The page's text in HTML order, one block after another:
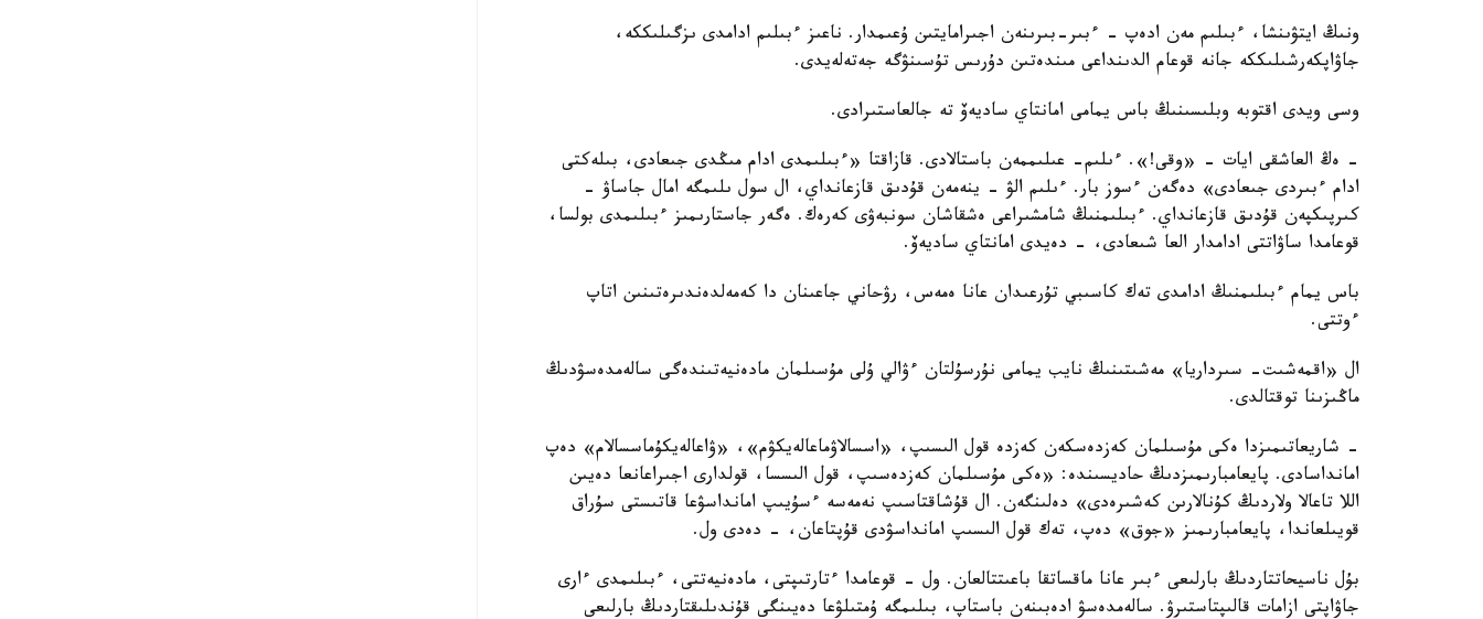
ونىڭ ايتۋىنشا، ءبىلىم مەن ادەپ - ءبىر-بىرىنەن اجىرامايتىن ۇعىمدار. ناعىز ءبىلىم ادامدى ىزگىلىككە،
جاۋاپكەرشىلىككە جانە قوعام الدىنداعى مىندەتىن دۇرىس تۇسىنۋگە جەتەلەيدى.
وسى ويدى اقتوبە وبلىسىنىڭ باس يمامى امانتاي ساديەۆ تە جالعاستىرادى.
- ەڭ العاشقى ايات - «وقى!». ءىلىم- عىلىممەن باستالادى. قازاقتا «ءبىلىمدى ادام مىڭدى جىعادى، بىلەكتى
ادام ءبىردى جىعادى» دەگەن ءسوز بار. ءىلىم الۋ - ينەمەن قۇدىق قازعانداي، ال سول ىلىمگە امال جاساۋ -
كىرپىكپەن قۇدىق قازعانداي. ءبىلىمنىڭ شامشىراعى ەشقاشان سونبەۋى كەرەك. ەگەر جاستارىمىز ءبىلىمدى بولسا،
قوعامدا ساۋاتتى ادامدار العا شىعادى، - دەيدى امانتاي ساديەۆ.
باس يمام ءبىلىمنىڭ ادامدى تەك كاسىبي تۇرعىدان عانا ەمەس، رۋحاني جاعىنان دا كەمەلدەندىرەتىنىن اتاپ
ءوتتى.
ال «اقمەشىت- سىرداريا» مەشىتىنىڭ نايب يمامى نۇرسۇلتان ءۋالي ۇلى مۇسىلمان مادەنيەتىندەگى سالەمدەسۋدىڭ
ماڭىزىنا توقتالدى.
- شاريعاتىمىزدا ەكى مۇسىلمان كەزدەسكەن كەزدە قول الىسىپ، «اسسالاۋماعالەيكۋم»، «ۋاعالەيكۇماسسالام» دەپ
امانداسادى. پايعامبارىمىزدىڭ حاديسىندە: «ەكى مۇسىلمان كەزدەسىپ، قول الىسسا، قولدارى اجىراعانعا دەيىن
اللا تاعالا ولاردىڭ كۇنالارىن كەشىرەدى» دەلىنگەن. ال قۇشاقتاسىپ نەمەسە ءسۇيىپ امانداسۋعا قاتىستى سۇراق
قويىلعاندا، پايعامبارىمىز «جوق» دەپ، تەك قول الىسىپ امانداسۋدى قۇپتاعان، - دەدى ول.
بۇل ناسيحاتتاردىڭ بارلىعى ءبىر عانا ماقساتقا باعىتتالعان. ول - قوعامدا ءتارتىپتى، مادەنيەتتى، ءبىلىمدى ءارى
جاۋاپتى ازامات قالىپتاستىرۋ. سالەمدەسۋ ادەبىنەن باستاپ، بىلىمگە ۇمتىلۋعا دەيىنگى قۇندىلىقتاردىڭ بارلىعى